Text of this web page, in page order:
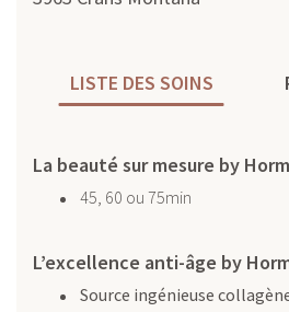
LISTE DES SOINS
La beauté sur mesure by
45, 60 ou 75min
L’excellence anti-âge by
Source ingénieuse